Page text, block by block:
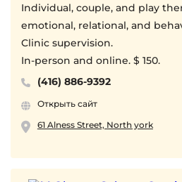
Individual, couple, and play
emotional, relational, and
Clinic supervision.
In-person and online. $ 150.
(416) 886-9392
Открыть сайт
61 Alness Street, North york